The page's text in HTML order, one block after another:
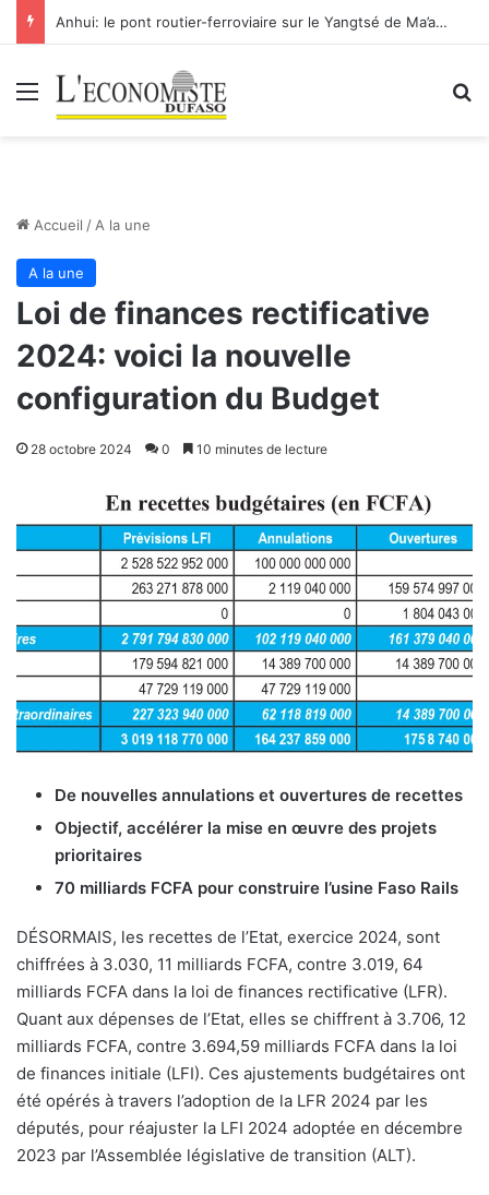
Anhui: le pont routier-ferroviaire sur le Yangtsé de Ma’anshan entre dans la phase finale en vue de sa mise en service
Menu
Accueil / A la une
A la une
Loi de finances rectificative
2024: voici la nouvelle
configuration du Budget
28 octobre 2024 0 10 minutes de lecture
De nouvelles annulations et ouvertures de recettes
Objectif, accélérer la mise en œuvre des projets
prioritaires
70 milliards FCFA pour construire l’usine Faso Rails
DÉSORMAIS, les recettes de l’Etat, exercice 2024, sont
chiffrées à 3.030, 11 milliards FCFA, contre 3.019, 64
milliards FCFA dans la loi de finances rectificative (LFR).
Quant aux dépenses de l’Etat, elles se chiffrent à 3.706, 12
milliards FCFA, contre 3.694,59 milliards FCFA dans la loi
de finances initiale (LFI). Ces ajustements budgétaires ont
été opérés à travers l’adoption de la LFR 2024 par les
députés, pour réajuster la LFI 2024 adoptée en décembre
2023 par l’Assemblée législative de transition (ALT).